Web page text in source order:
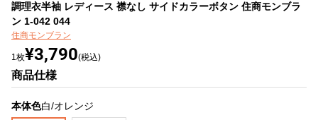
調理衣半袖 レディース 襟なし サイドカラーボタン 住商モンブラ
ン 1-042 044
住商モンブラン
1枚¥3,790(税込)
商品仕様
本体色白/オレンジ